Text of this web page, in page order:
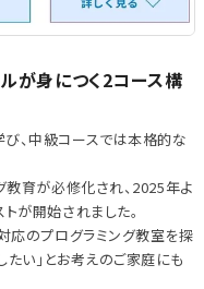
が身につく2コース構
、中級コースでは本格的な
育が必修化され、2025年よ
が開始されました。
応のプログラミング教室を探
たい」とお考えのご家庭にも